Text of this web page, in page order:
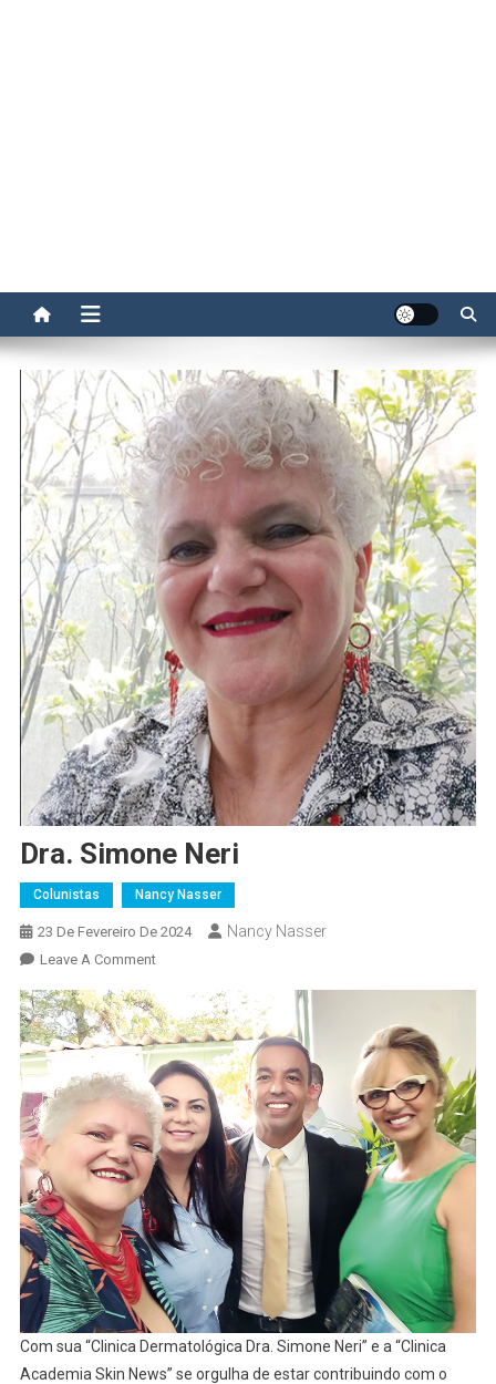
Dra. Simone Neri
Colunistas Nancy Nasser
23 De Fevereiro De 2024 Nancy Nasser
Leave A CommentOn
Simone
Neri
Com sua “Clinica Dermatológica Dra. Simone Neri” e a “Clinica
Academia Skin News” se orgulha de estar contribuindo com o